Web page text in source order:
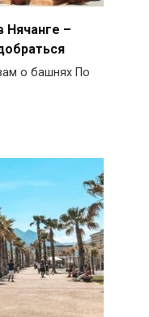
Нячанге –
о башнях По